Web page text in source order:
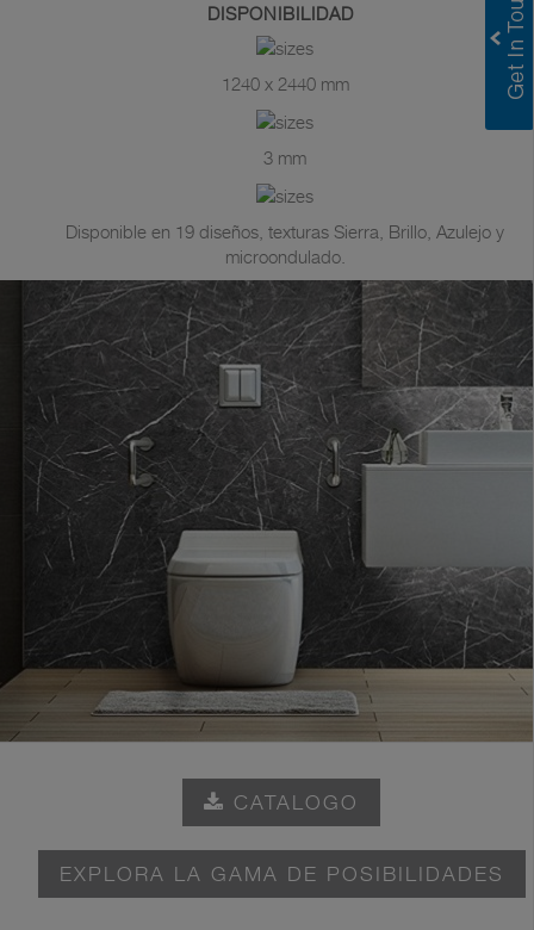
DISPONIBILIDAD
1240 x 2440 mm
3 mm
Disponible en 19 diseños, texturas Sierra, Brillo, Azulejo y
microondulado.
CATALOGO
EXPLORA LA GAMA DE POSIBILIDADES